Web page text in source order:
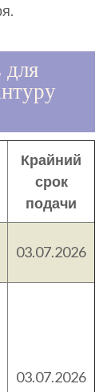
для
Крайний
срок
подачи
03.07.2026
03.07.2026